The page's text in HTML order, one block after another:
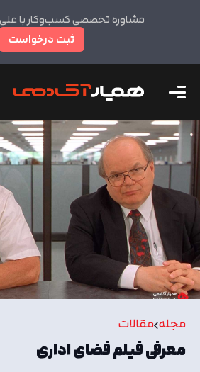
مشاوره تخصصی کسب‌وکار با
ثبت درخواست
مجله مقالات
معرفی فیلم فضای اداری